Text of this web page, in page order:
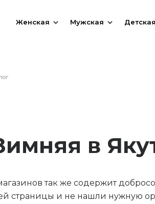
Женская Мужская Детская
в
так же содержит
страницы и не нашли нужную